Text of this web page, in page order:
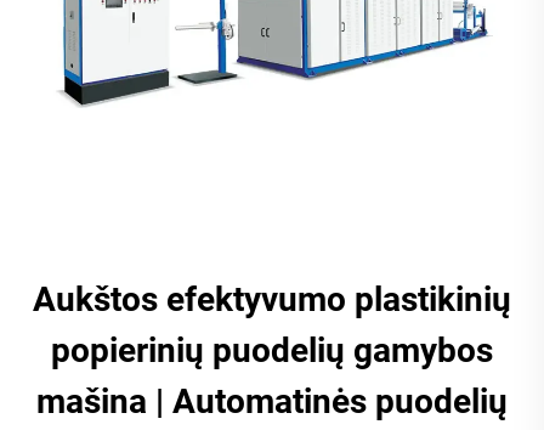
Aukštos efektyvumo plastikinių
popierinių puodelių gamybos
mašina | Automatinės puodelių